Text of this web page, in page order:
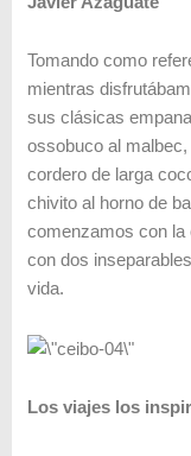
Tomando como
mientras
sus clásicas
ossobuco al malbec,
cordero de larga
chivito al horno de
comenzamos con la
con dos
vida.
Los viajes los